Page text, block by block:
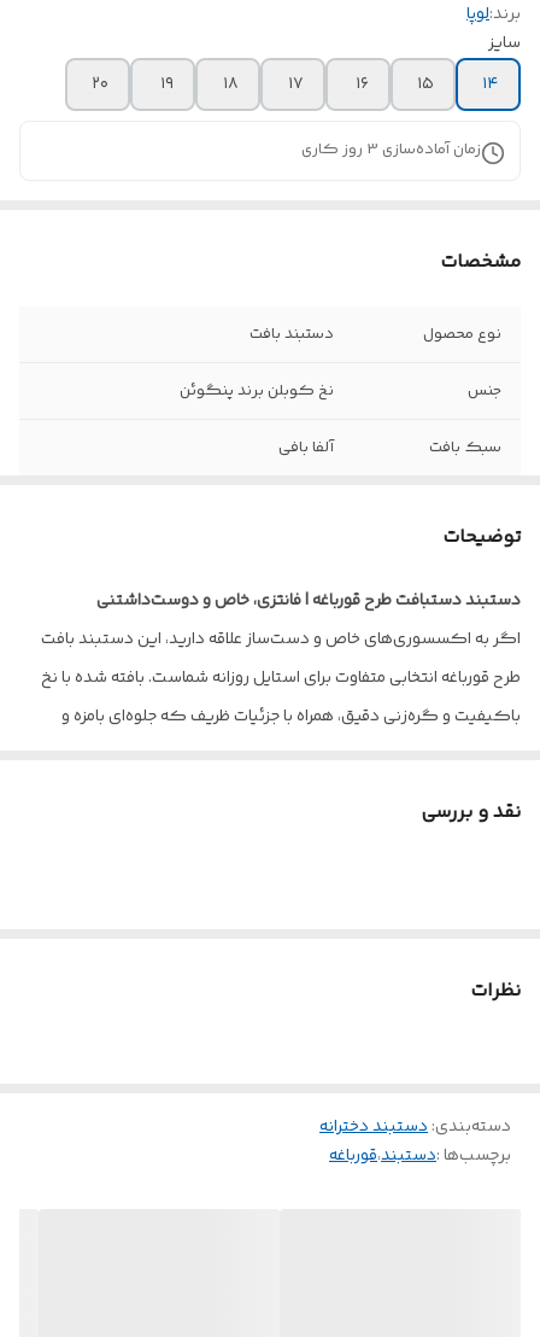
برند:لوپا
سایز
۱۴
۱۵ ۱۶ ۱۷ ۱۸ ۱۹ ۲۰
زمان آماده‌سازی 3 روز کاری
مشخصات
نوع محصول دستبند بافت
جنس نخ کوبلن برند پنگوئن
سبک بافت آلفا بافی
توضیحات
دستبند دستبافت طرح قورباغه | فانتزی، خاص و دوست‌داشتنی
اگر به اکسسوری‌های خاص و دست‌ساز علاقه دارید، این دستبند بافت
طرح قورباغه انتخابی متفاوت برای استایل روزانه شماست. بافته شده با نخ
باکیفیت و گره‌زنی دقیق، همراه با جزئیات ظریف که جلوه‌ای بامزه و
🎀 دارای بند و حلقه قابل تنظیم
•اکسسوری جذاب برای نوجوانان و علاقه‌مندان به طرح‌های فانتزی
نقد و بررسی
نظرات
دسته‌بندی:دستبند دخترانه
برچسب‌ها :دستبند،قورباغه